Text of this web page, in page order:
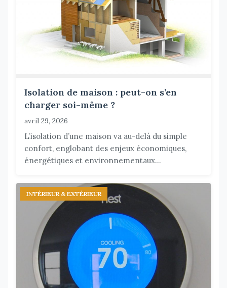
Isolation de maison : peut-on s’en
charger soi-même ?
avril 29, 2026
L’isolation d’une maison va au-delà du simple
confort, englobant des enjeux économiques,
énergétiques et environnementaux...
INTÉRIEUR & EXTÉRIEUR